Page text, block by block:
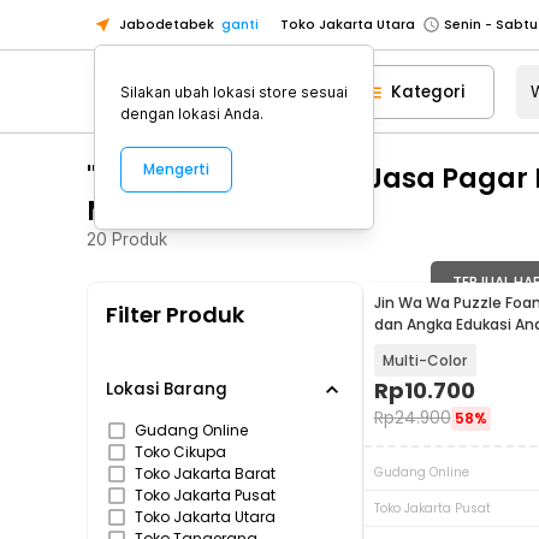
Jabodetabek ganti Toko Jakarta Utara
Toko Tangerang
Toko Cikupa
Pick n Go Jakarta Barat
Senin -
Pick n Go Bekasi
Senin - Jumat
Senin -
Toko Jakarta Utara
Toko Cikupa
Pick n Go Jakarta Barat
Senin -
Senin - Jumat
Senin - Jumat
Kategori
"WA 0859 3970 0884 Jasa
Magelang"
20 Produk
Filter Produk
Lokasi Barang
Gudang Online
Toko Cikupa
Toko Jakarta Barat
Toko Jakarta Pusat
Toko Jakarta Utara
TERJUAL
Jin Wa Wa Puzzle
dan Angka Edukasi
Multi-Color
Rp10.700
Rp24.900 58%
Gudang Online
Toko Jakarta Pusat
Silakan ubah lokasi store sesuai
dengan lokasi Anda.
Mengerti